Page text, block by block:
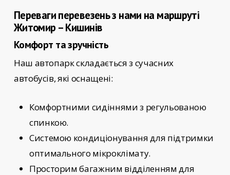
Переваги перевезень з нами на маршруті
Житомир – Кишинів
Комфорт та зручність
Наш автопарк складається з сучасних
автобусів, які оснащені:
Комфортними сидіннями з регульованою
спинкою.
Системою кондиціонування для підтримки
оптимального мікроклімату.
Просторим багажним відділенням для